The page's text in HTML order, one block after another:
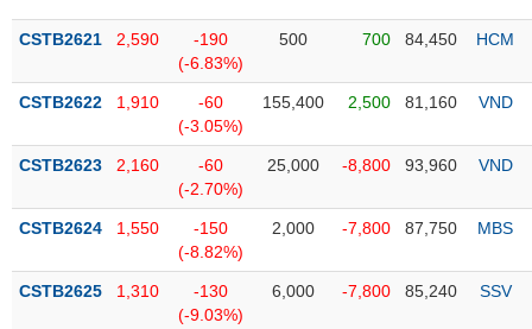
thuật
sơ
nghiệp
tức
sự
Tài
CSTB2621 2,590
-190
(-6.83%)
500 700 84,450 HCM
CSTB2622 1,910
-60
(-3.05%)
155,400 2,500 81,160 VND
CSTB2623 2,160
-60
(-2.70%)
25,000 -8,800 93,960 VND
CSTB2624 1,550
-150
(-8.82%)
2,000 -7,800 87,750 MBS
CSTB2625 1,310
-130
(-9.03%)
6,000 -7,800 85,240 SSV
NGUYÊN
VẬT
NGHIỆP